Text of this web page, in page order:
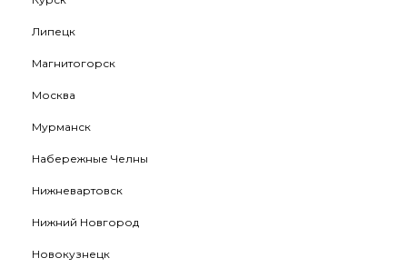
Липецк
Магнитогорск
Москва
Мурманск
Набережные Челны
Нижневартовск
Нижний Новгород
Новокузнецк